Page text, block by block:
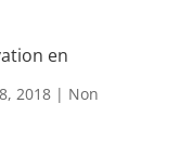
en
2018| Non